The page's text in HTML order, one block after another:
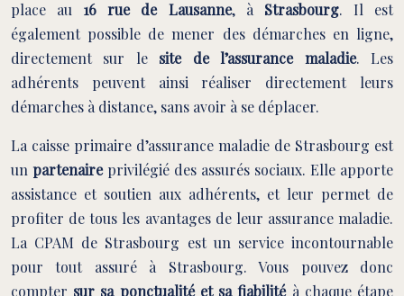
place au 16 rue de Lausanne, à Strasbourg. Il est
également possible de mener des démarches en ligne,
directement sur le site de l’assurance maladie. Les
adhérents peuvent ainsi réaliser directement leurs
démarches à distance, sans avoir à se déplacer.
La caisse primaire d’assurance maladie de Strasbourg est
un partenaireprivilégié des assurés sociaux. Elle apporte
assistance et soutien aux adhérents, et leur permet de
profiter de tous les avantages de leur assurance maladie.
La CPAM de Strasbourg est un service incontournable
pour tout assuré à Strasbourg. Vous pouvez donc
compter sur sa ponctualité et sa fiabilitéà chaque étape